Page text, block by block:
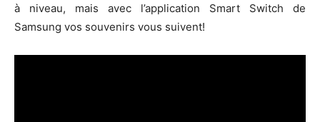
à niveau, mais avec l’application Smart Switch de
Samsung vos souvenirs vous suivent!